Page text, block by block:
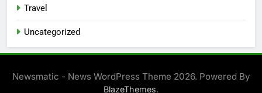
Travel
Uncategorized
Newsmatic - News WordPress Theme 2026. Powered By
BlazeThemes.